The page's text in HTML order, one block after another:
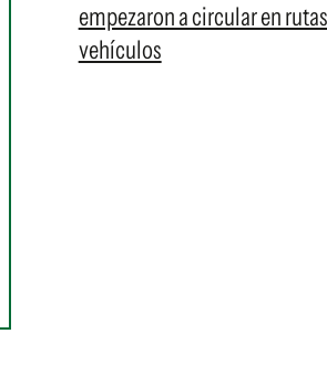
empezaron a circular en
vehículos